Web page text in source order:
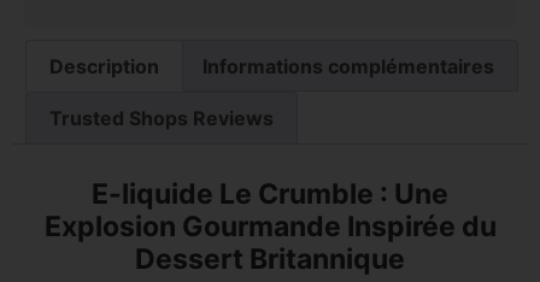
Description Informations complémentaires
Trusted Shops Reviews
E-liquide Le Crumble : Une
Explosion Gourmande Inspirée du
Dessert Britannique